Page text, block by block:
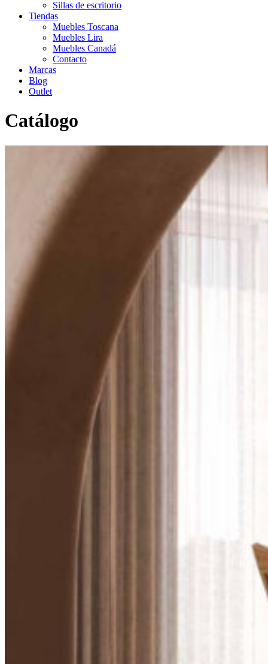
Sillas de escritorio
Tiendas
Muebles Toscana
Muebles Lira
Muebles Canadá
Contacto
Marcas
Blog
Outlet
Catálogo
Vitrina lyon 77C